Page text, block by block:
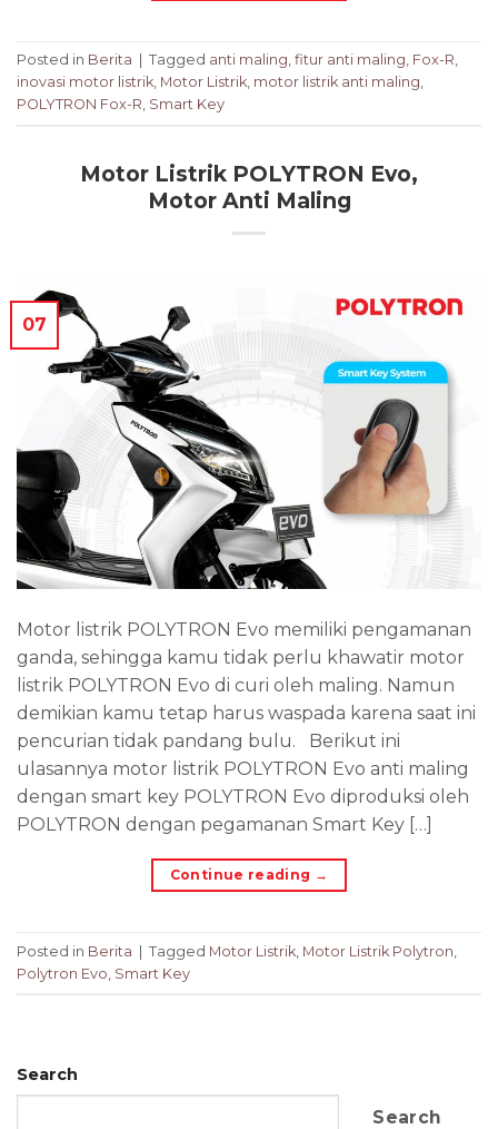
Posted in Berita Tagged anti maling, fitur anti maling, Fox-R,
inovasi motor listrik, Motor Listrik, motor listrik anti maling,
POLYTRON Fox-R, Smart Key
Motor Listrik POLYTRON Evo,
Motor Anti Maling
07
Motor listrik POLYTRON Evo memiliki pengamanan
ganda, sehingga kamu tidak perlu khawatir motor
listrik POLYTRON Evo di curi oleh maling. Namun
demikian kamu tetap harus waspada karena saat ini
pencurian tidak pandang bulu. Berikut ini
ulasannya motor listrik POLYTRON Evo anti maling
dengan smart key POLYTRON Evo diproduksi oleh
POLYTRON dengan pegamanan Smart Key […]
Continue reading →
Posted in Berita Tagged Motor Listrik Motor Listrik Polytron
Polytron Evo Smart Key
Search
Search